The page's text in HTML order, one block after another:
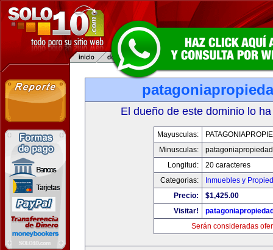
El dueño de este dominio lo
Mayusculas:
Minusculas:
Longitud:
20 caracteres
Categorias:
Inmuebles y
Precio:
$1,425.00
Visitar!
Serán consideradas